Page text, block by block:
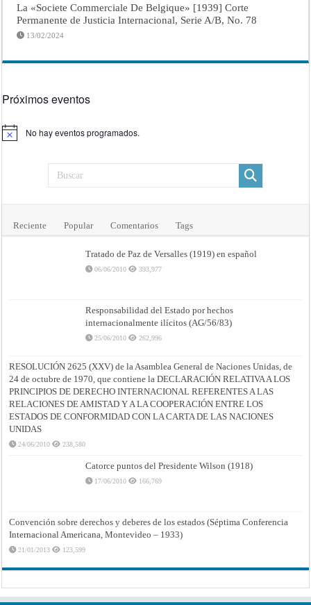
La «Societe Commerciale De Belgique» [1939] Corte
Permanente de Justicia Internacional, Serie A/B, No. 78
13/02/2024
Próximos eventos
Aviso No hay eventos programados.
Reciente Popular Comentarios Tags
Tratado de Paz de Versalles (1919) en español
06/06/2010 393,977
Responsabilidad del Estado por hechos
internacionalmente ilícitos (AG/56/83)
25/06/2010 262,996
RESOLUCIÓN 2625 (XXV) de la Asamblea General de Naciones Unidas, de
24 de octubre de 1970, que contiene la DECLARACIÓN RELATIVA A LOS
PRINCIPIOS DE DERECHO INTERNACIONAL REFERENTES A LAS
RELACIONES DE AMISTAD Y A LA COOPERACIÓN ENTRE LOS
ESTADOS DE CONFORMIDAD CON LA CARTA DE LAS NACIONES
UNIDAS
24/06/2010 238,580
Catorce puntos del Presidente Wilson (1918)
17/06/2010 166,769
Convención sobre derechos y deberes de los estados (Séptima Conferencia
Internacional Americana, Montevideo – 1933)
21/01/2013 123,599